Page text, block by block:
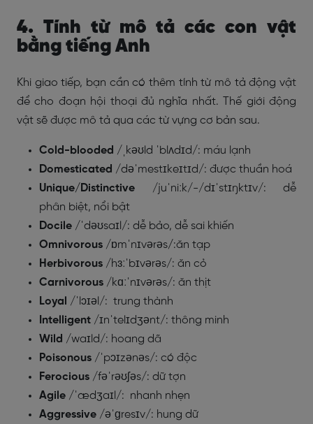
4. Tính từ mô tả các con vật
bằng tiếng Anh
Khi giao tiếp, bạn cần có thêm tính từ mô tả động vật
để cho đoạn hội thoại đủ nghĩa nhất. Thế giới động
vật sẽ được mô tả qua các từ vựng cơ bản sau.
Cold-blooded /ˌkəʊld ˈblʌdɪd/: máu lạnh
Domesticated /dəˈmestɪkeɪtɪd/: được thuần hoá
Unique/Distinctive
/juˈniːk/-/dɪˈstɪŋktɪv/: dễ
phân biệt, nổi bật
Docile /ˈdəʊsaɪl/: dễ bảo, dễ sai khiến
Omnivorous /ɒmˈnɪvərəs/:ăn tạp
Herbivorous /hɜːˈbɪvərəs/: ăn cỏ
Carnivorous /kɑːˈnɪvərəs/: ăn thịt
Loyal /ˈlɔɪəl/: trung thành
Intelligent /ɪnˈtelɪdʒənt/: thông minh
Wild /waɪld/: hoang dã
Poisonous /ˈpɔɪzənəs/: có độc
Ferocious /fəˈrəʊʃəs/: dữ tợn
Agile /ˈædʒaɪl/: nhanh nhẹn
Aggressive /əˈɡresɪv/: hung dữ